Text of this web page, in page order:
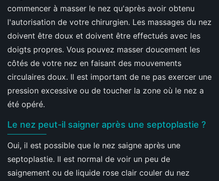
commencer à masser le nez qu'après avoir obtenu
l'autorisation de votre chirurgien. Les massages du nez
doivent être doux et doivent être effectués avec les
doigts propres. Vous pouvez masser doucement les
côtés de votre nez en faisant des mouvements
circulaires doux. Il est important de ne pas exercer une
pression excessive ou de toucher la zone où le nez a
été opéré.
Le nez peut-il saigner après une septoplastie ?
Oui, il est possible que le nez saigne après une
septoplastie. Il est normal de voir un peu de
saignement ou de liquide rose clair couler du nez